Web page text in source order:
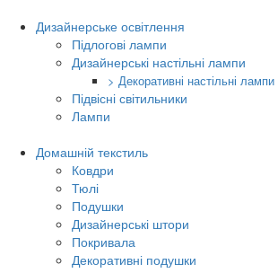
Дизайнерське освітлення
Підлогові лампи
Дизайнерські настільні лампи
> Декоративні настільні лампи
Підвісні світильники
Лампи
Домашній текстиль
Ковдри
Тюлі
Подушки
Дизайнерські штори
Покривала
Декоративні подушки